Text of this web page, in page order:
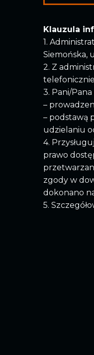
Klauzula
1.
Siemońska,
2. Z
3. Pani/
–
– podstawą
udzielaniu
4.
prawo
zgody w
dokonano
5.